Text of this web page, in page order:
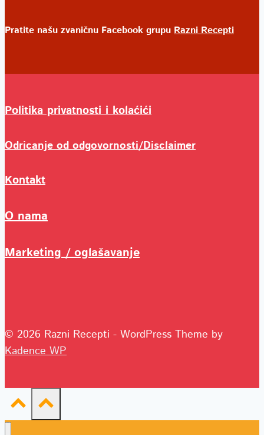
Pratite našu zvaničnu Facebook grupu Razni Recepti
Politika privatnosti i kolaćići
Odricanje od odgovornosti/Disclaimer
Kontakt
O nama
Marketing / oglašavanje
© 2026 Razni Recepti - WordPress Theme by
Kadence WP